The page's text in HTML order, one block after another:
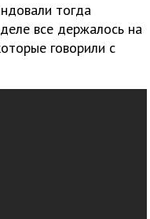
тогда
все держалось на
говорили с